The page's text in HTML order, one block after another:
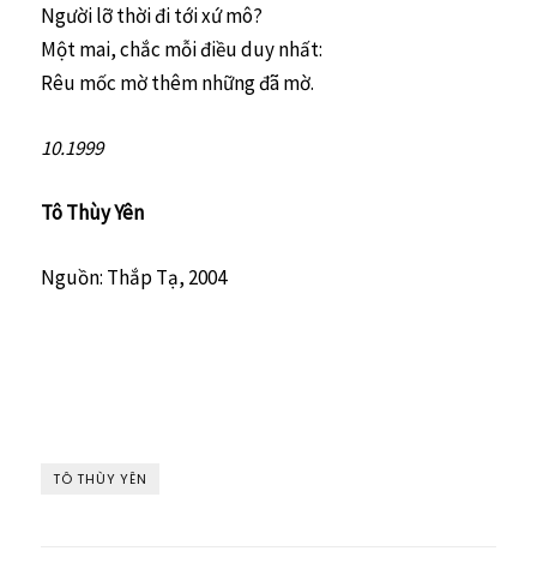
Người lỡ thời đi tới xứ mô?
Một mai, chắc mỗi điều duy nhất:
Rêu mốc mờ thêm những đã mờ.
10.1999
Tô Thùy Yên
Nguồn: Thắp Tạ, 2004
TÔ THÙY YÊN